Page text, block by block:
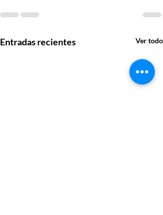
Entradas recientes Ver todo